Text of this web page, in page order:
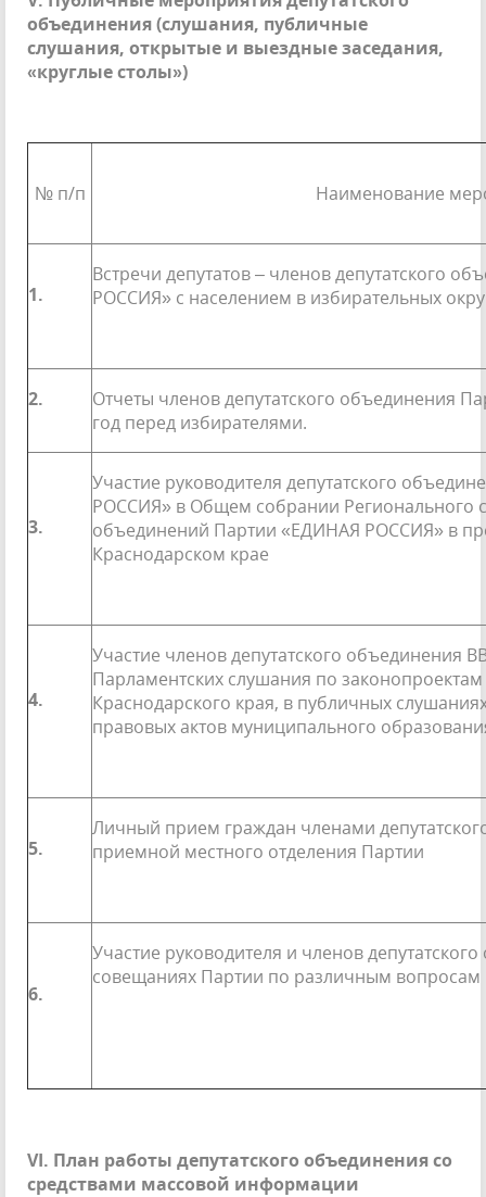
объединения (слушания, публичные
слушания, открытые и выездные заседания,
«круглые столы»)
№ п/п Наименование
1.
Встречи депутатов – членов депутатского
РОССИЯ» с населением в избирательных
2. Отчеты членов депутатского объединения
год перед избирателями.
3.
Участие руководителя депутатского
РОССИЯ» в Общем собрании Ре­гионального
объединений Партии «ЕДИНАЯ РОССИЯ» в
Краснодар­ском крае
4.
Участие членов депутатского
Парламентских слушания по
Краснодарского края, в пуб­личных
правовых актов муниципального
5.
Личный прием граждан членами
приемной местного отделения Партии
6.
Участие руководителя и членов
совещаниях Партии по различным вопросам
VI. План работы депутатского объединения со
средствами массовой информации